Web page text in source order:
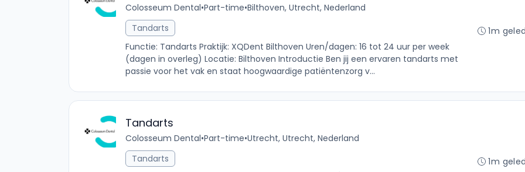
Colosseum Dental•Part-time•Bilthoven, Utrecht, Nederland
Tandarts
Functie: Tandarts Praktijk: XQDent Bilthoven Uren/dagen: 16 tot 24 uur per week
(dagen in overleg) Locatie: Bilthoven Introductie Ben jij een ervaren tandarts met
passie voor het vak en staat hoogwaardige patiëntenzorg v...
1m
Tandarts
Colosseum Dental•Part-time•Utrecht, Utrecht, Nederland
Tandarts
1m